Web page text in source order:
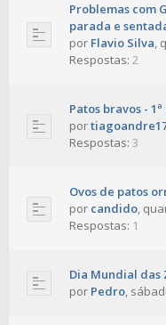
Problemas com
parada e
por Flavio Silva,
Respostas: 2
Patos bravos -
por
Respostas: 3
Ovos de patos
por candido,
Respostas: 1
Dia Mundial das
por Pedro,